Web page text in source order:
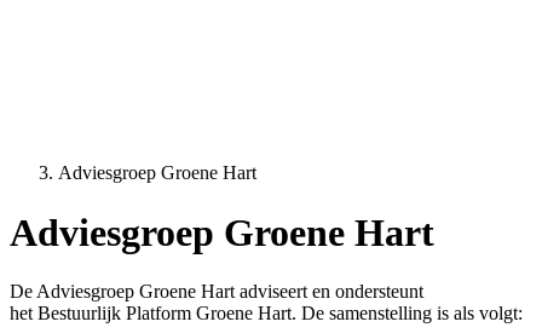
Adviesgroep Groene Hart
Adviesgroep Groene Hart
De Adviesgroep Groene Hart adviseert en ondersteunt
het Bestuurlijk Platform Groene Hart. De samenstelling is als volgt: